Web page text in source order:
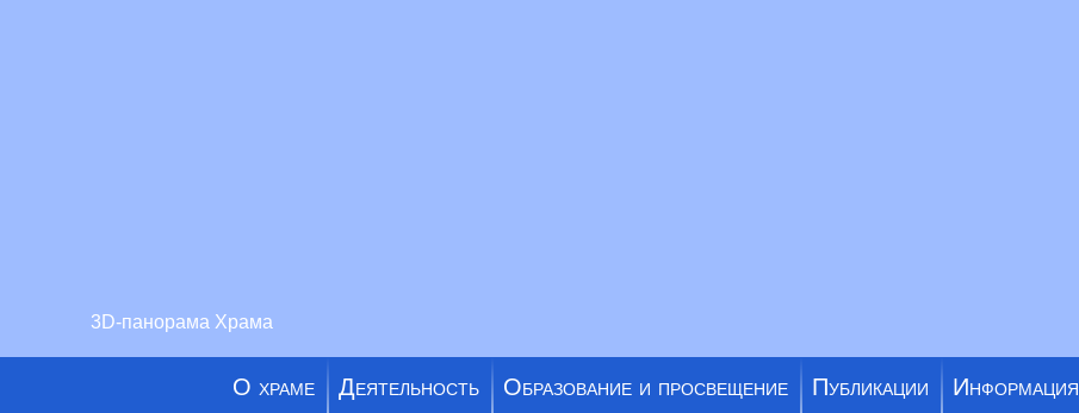
3D-панорама Храма
О храме Деятельность Образование и просвещение Публикации Информация